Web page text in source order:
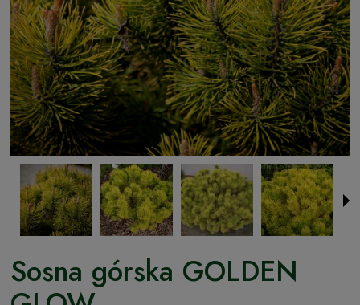
Sosna górska GOLDEN